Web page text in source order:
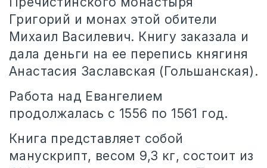
Григорий и монах этой обители
Михаил Василевич. Книгу заказала и
дала деньги на ее перепись княгиня
Анастасия Заславская (Гольшанская).
Работа над Евангелием
продолжалась с 1556 по 1561 год.
Книга представляет собой
манускрипт, весом 9,3 кг, состоит из